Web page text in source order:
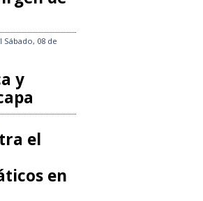
Sábado, 08 de
y
el
en